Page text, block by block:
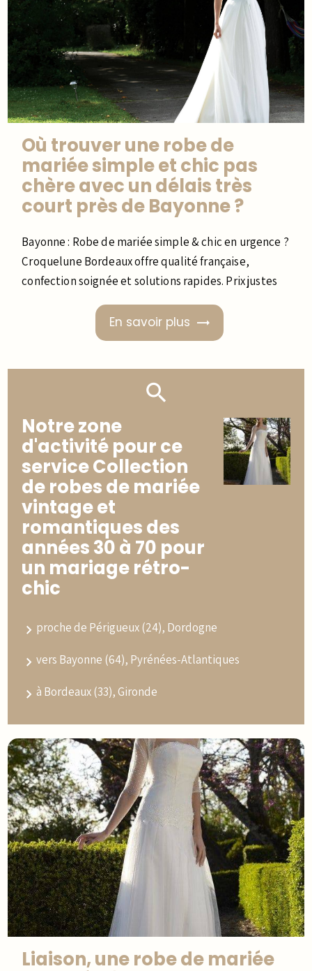
Où trouver une robe de
mariée simple et chic pas
chère avec un délais très
court près de Bayonne ?
Bayonne : Robe de mariée simple & chic en urgence ?
Croquelune Bordeaux offre qualité française,
confection soignée et solutions rapides. Prix justes
En savoir plus
Notre zone
d'activité pour ce
service Collection
de robes de mariée
vintage et
romantiques des
années 30 à 70 pour
un mariage rétro-
chic
proche de Périgueux (24), Dordogne
vers Bayonne (64), Pyrénées-Atlantiques
à Bordeaux (33), Gironde
Liaison, une robe de mariée